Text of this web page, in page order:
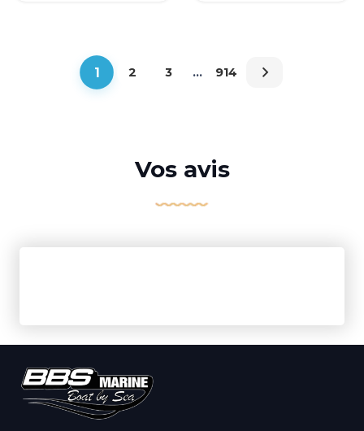
1 2 3 … 914
Vos avis